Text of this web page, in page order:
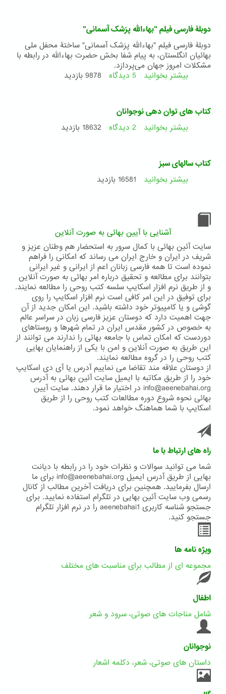
از
زندگی
حضرت
عبدالبها
دوبلۀ فارسی فیلم "بهاءالله پزشک آسمانی"
دوبلۀ فارسی فیلم "بهاءالله پزشک آسمانی" ساختۀ محفل ملی
بهائیان انگلستان، به پیام شفا بخش حضرت بهاءالله در رابطه با
مشکلات امروز جهان می‌پردازد.
بیشتر بخوانید درباره
فیلم
"بهاءالله
پزشک
5 دیدگاه 9878 بازدید
کتاب های توان دهی نوجوانان
بیشتر بخوانید درباره
نوجوانان
2 دیدگاه 18632 بازدید
کتاب سالهای سبز
بیشتر بخوانید درباره
16581 بازدید
آشنایی با آیین بهائی به صورت آنلاین
سایت آئین بهائی با کمال سرور به استحضار هم وطنان عزیز و
شریف در ایران و خارج ایران می رساند که امکانی را فراهم
نموده است تا همه فارسی زبانان اعم از ایرانی و غیر ایرانی
بتوانند برای مطالعه و تحقیق درباره امر بهائی به صورت آنلاین
و از طریق نرم افزار اسکایپ سلسه کتب روحی را مطالعه نمایند.
برای توفیق در این امر کافی است نرم افزار اسکایپ را روی
گوشی و یا کامپیوتر خود داشته باشید. این امکان جدید از آن
جهت اهمیت دارد که دوستان عزیز فارسی زبان در سراسر عالم
به خصوص در کشور مقدس ایران در تمام شهرها و روستاهای
دوردست که امکان تماس با جامعه بهائی را ندارند می توانند از
این طریق به صورت آنلاین و امن با یکی از راهنمایان بهایی
کتب روحی را در گروه مطالعه نمایند.
از دوستان علاقه مند تقاضا می نماییم آدرس یا آی دی اسکایپ
خود را از طریق مکاتبه با ایمیل سایت آئین بهائی به آدرس
info@aeenebahai.org در اختیار ما قرار دهند. سایت آیین
بهائی نحوه شروع دوره مطالعات کتب روحی را از طریق
اسکایپ با شما هماهنگ خواهد نمود.
راه های ارتباط با ما
شما می توانید سوالات و نظرات خود را در رابطه با دیانت
بهایی از طریق آدرس ایمیل info@aeenebahai.org برای ما
ارسال بفرمایید. همچنین برای دریافت آخرین مطالب از کانال
رسمی وب سایت آئین بهایی در تلگرام استفاده نمایید. برای
جستجو شناسه کاربری aeenebahai1 را در نرم افزار تلگرام
جستجو کنید.
ویژه نامه ها
مجموعه ای از مطالب برای مناسبت های مختلف
اطفال
شامل مناجات های صوتی، سرود و شعر
نوجوانان
داستان های صوتی، شعر، دکلمه اشعار